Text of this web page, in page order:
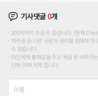
기사댓글0개
200자까지 쓰실 수 있습니다. (현재 0
저작권 등 다른 사람의 권리를 침해하거
수 있습니다.
타인에게 불쾌감을 주는 욕설 등 비하하
단에 의해 삭제 합니다.